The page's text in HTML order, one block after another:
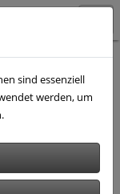
sind essenziell
werden, um